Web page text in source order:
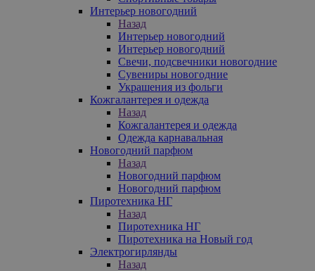
Интерьер новогодний
Назад
Интерьер новогодний
Интерьер новогодний
Свечи, подсвечники новогодние
Сувениры новогодние
Украшения из фольги
Кожгалантерея и одежда
Назад
Кожгалантерея и одежда
Одежда карнавальная
Новогодний парфюм
Назад
Новогодний парфюм
Новогодний парфюм
Пиротехника НГ
Назад
Пиротехника НГ
Пиротехника на Новый год
Электрогирлянды
Назад